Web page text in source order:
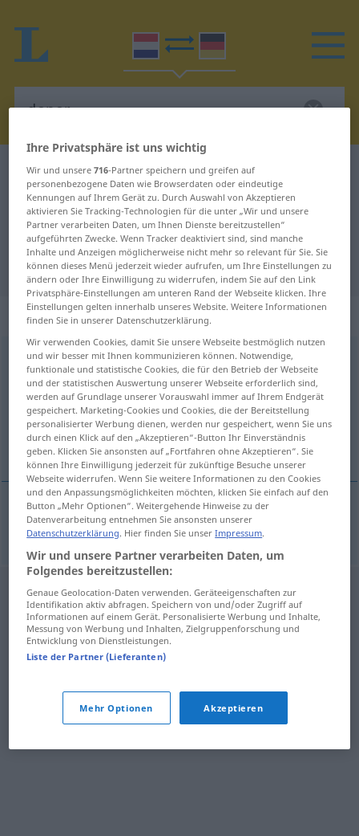
Niederländisch-Deutsch Wörterbuch
Niederländisch-Deutsch
Übersetzung für "donor"
"donor" Deutsch Übersetzung
„donor“: mannelijk | vrouwelijk
donor [ˈdoːnɔr]modf <-sod-en [-ˈnoː-]>
Übersicht aller Übersetzungen
(Für mehr Details die Übersetzung anklicken/antippen)
Spender
(Blut-, Organ-)Spender(in)m(f) donor
Ihre Privatsphäre ist uns wichtig
Wir und unsere716-Partner speichern und greifen auf
personenbezogene Daten wie Browserdaten oder eindeutige
Kennungen auf Ihrem Gerät zu. Durch Auswahl von Akzeptieren
aktivieren Sie Tracking-Technologien für die unter „Wir und unsere
Partner verarbeiten Daten, um Ihnen Dienste bereitzustellen“
aufgeführten Zwecke. Wenn Tracker deaktiviert sind, sind manche
Inhalte und Anzeigen möglicherweise nicht mehr so relevant für Sie. Sie
können dieses Menü jederzeit wieder aufrufen, um Ihre Einstellungen zu
ändern oder Ihre Einwilligung zu widerrufen, indem Sie auf den Link
Privatsphäre-Einstellungen am unteren Rand der Webseite klicken. Ihre
Einstellungen gelten innerhalb unseres Website. Weitere Informationen
finden Sie in unserer Datenschutzerklärung.
Wir verwenden Cookies, damit Sie unsere Webseite bestmöglich nutzen
und wir besser mit Ihnen kommunizieren können. Notwendige,
funktionale und statistische Cookies, die für den Betrieb der Webseite
und der statistischen Auswertung unserer Webseite erforderlich sind,
werden auf Grundlage unserer Vorauswahl immer auf Ihrem Endgerät
gespeichert. Marketing-Cookies und Cookies, die der Bereitstellung
personalisierter Werbung dienen, werden nur gespeichert, wenn Sie uns
durch einen Klick auf den „Akzeptieren“-Button Ihr Einverständnis
geben. Klicken Sie ansonsten auf „Fortfahren ohne Akzeptieren“. Sie
können Ihre Einwilligung jederzeit für zukünftige Besuche unserer
Webseite widerrufen. Wenn Sie weitere Informationen zu den Cookies
und den Anpassungsmöglichkeiten möchten, klicken Sie einfach auf den
Button „Mehr Optionen“. Weitergehende Hinweise zu der
Datenverarbeitung entnehmen Sie ansonsten unserer
Datenschutzerklärung. Hier finden Sie unserImpressum.
Wir und unsere Partner verarbeiten Daten, um
Folgendes bereitzustellen:
Genaue Geolocation-Daten verwenden. Geräteeigenschaften zur
Identifikation aktiv abfragen. Speichern von und/oder Zugriff auf
Informationen auf einem Gerät. Personalisierte Werbung und Inhalte,
Messung von Werbung und Inhalten, Zielgruppenforschung und
Entwicklung von Dienstleistungen.
Liste der Partner (Lieferanten)
Mehr Optionen Akzeptieren